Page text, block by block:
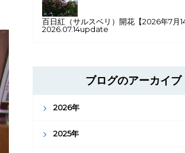
百日紅（サルスベリ）開花【2026年7月14
2026.07.14update
ブログのアーカイブ
2026年
2025年